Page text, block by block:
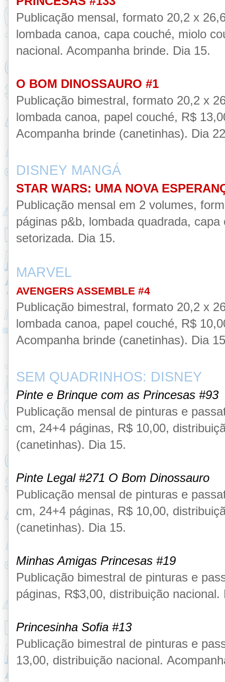
Publicação mensal, formato 20,2 x
lombada canoa, capa couché, miolo
nacional. Acompanha brinde. Dia 15.
O BOM DINOSSAURO #1
Publicação bimestral, formato 20,2 x
lombada canoa, papel couché, R$
Acompanha brinde (canetinhas). Dia 22
DISNEY MANGÁ
STAR WARS: UMA NOVA
Publicação mensal em 2 volumes,
páginas p&b, lombada quadrada,
setorizada. Dia 15.
MARVEL
AVENGERS ASSEMBLE #4
Publicação bimestral, formato 20,2 x
lombada canoa, papel couché, R$
Acompanha brinde (canetinhas). Dia
SEM QUADRINHOS: DISNEY
Pinte e Brinque com as Princesas #93
Publicação mensal de pinturas e
cm, 24+4 páginas, R$ 10,00,
(canetinhas). Dia 15.
Pinte Legal #271 O Bom Dinossauro
Publicação mensal de pinturas e
cm, 24+4 páginas, R$ 10,00,
(canetinhas). Dia 15.
Minhas Amigas Princesas #19
Publicação bimestral de pinturas e
páginas, R$3,00, distribuição nacional.
Princesinha Sofia #13
Publicação bimestral de pinturas e
13,00, distribuição nacional.